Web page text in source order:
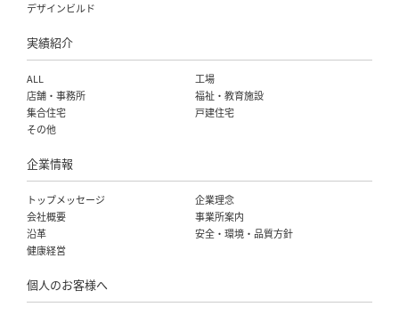
デザインビルド
実績紹介
ALL
工場
店舗・事務所
福祉・教育施設
集合住宅
戸建住宅
その他
企業情報
トップメッセージ
企業理念
会社概要
事業所案内
沿革
安全・環境・品質方針
健康経営
個人のお客様へ